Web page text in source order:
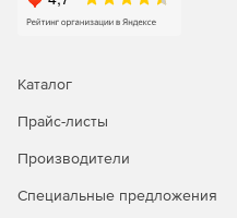
сегодняшний день
3.0
Каталог
Прайс-листы
Производители
Специальные предложения